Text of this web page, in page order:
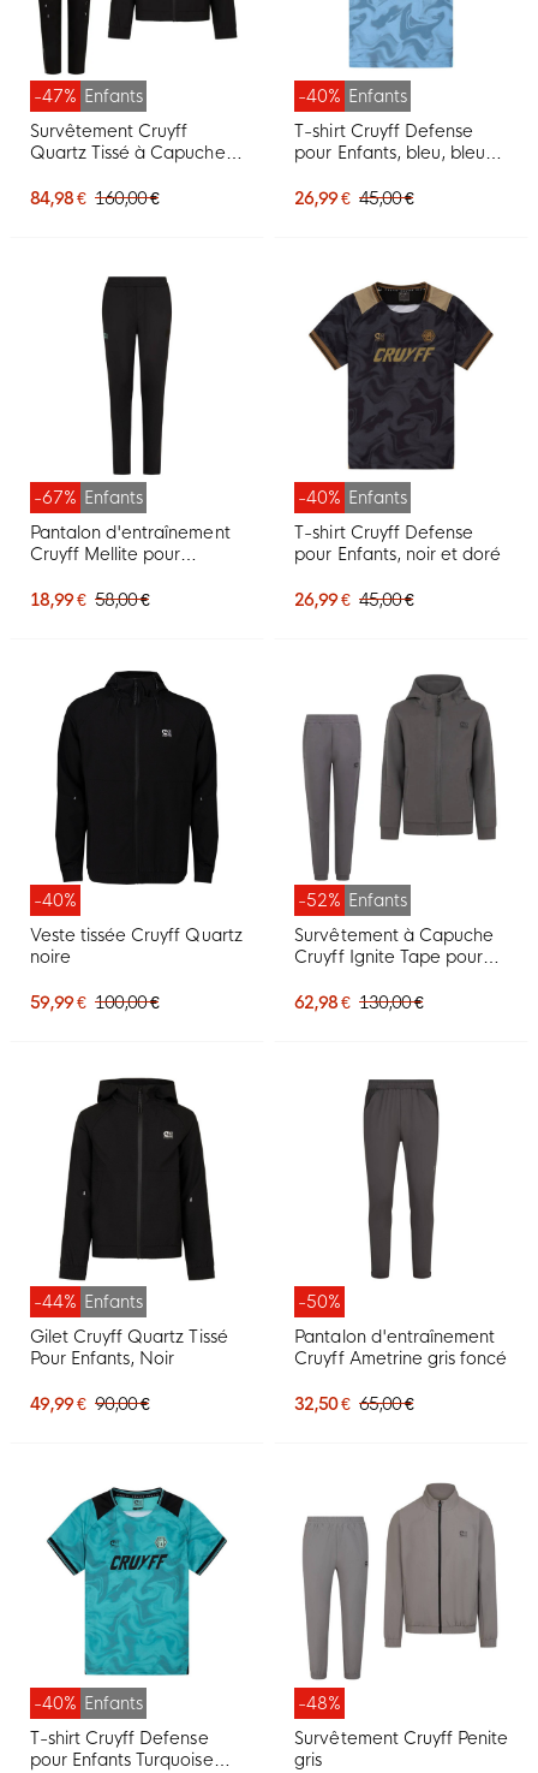
-47% Enfants
Survêtement Cruyff
Quartz Tissé à Capuche
84,98 € 160,00 €
-40% Enfants
T-shirt Cruyff Defense
pour Enfants, bleu, bleu
26,99 € 45,00 €
-67% Enfants
Pantalon d'entraînement
Cruyff Mellite pour
18,99 € 58,00 €
-40% Enfants
T-shirt Cruyff Defense
pour Enfants, noir et doré
26,99 € 45,00 €
-40%
Veste tissée Cruyff Quartz
noire
59,99 € 100,00 €
-52% Enfants
Survêtement à Capuche
Cruyff Ignite Tape pour
62,98 € 130,00 €
-44% Enfants
Gilet Cruyff Quartz Tissé
Pour Enfants, Noir
49,99 € 90,00 €
-50%
Pantalon d'entraînement
Cruyff Ametrine gris foncé
32,50 € 65,00 €
-40% Enfants
T-shirt Cruyff Defense
pour Enfants Turquoise
-48%
Survêtement Cruyff Penite
gris